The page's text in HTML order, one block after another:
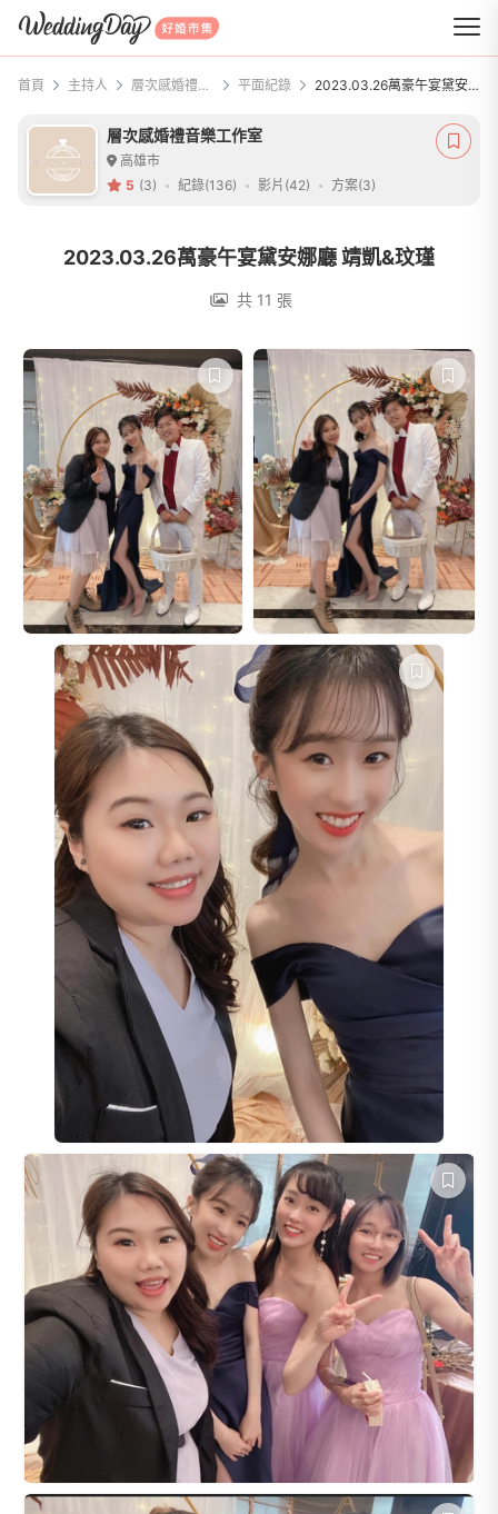
WeddingDay 好婚市集
首頁 主持人 層次感婚禮音樂工作室 平面紀錄 2023.03.26萬豪午宴黛安娜廳 靖凱&玟瑾
層次感婚禮音樂工作室
高雄市
5 (3) 紀錄(136) 影片(42) 方案(3)
2023.03.26萬豪午宴黛安娜廳 靖凱&玟瑾
共 11 張